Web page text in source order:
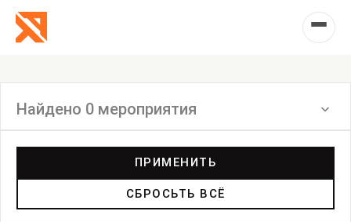
Найдено 0 мероприятия
ПРИМЕНИТЬ
СБРОСЬТЬ ВСЁ